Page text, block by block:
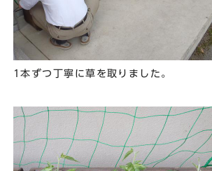
1本ずつ丁寧に草を取りました。